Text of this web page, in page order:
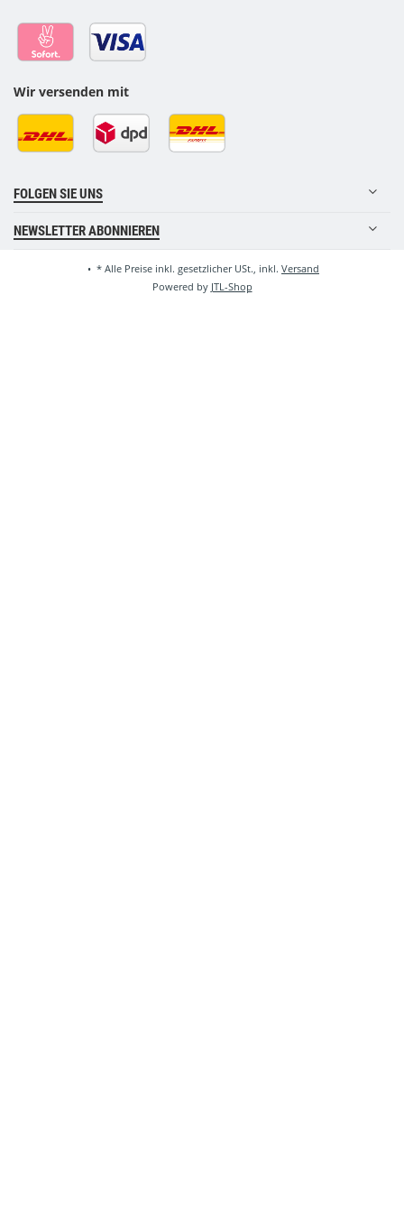
Wir versenden mit
FOLGEN SIE UNS
NEWSLETTER ABONNIEREN
• * Alle Preise inkl. gesetzlicher USt., inkl. Versand
Powered by JTL-Shop